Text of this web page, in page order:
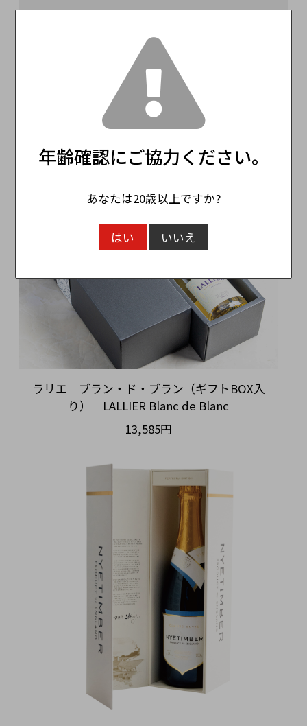
この商品のレビュー ☆☆☆☆☆ (0)
レビューはありません。
レビューを投稿
関連商品
ラリエ ブラン・ド・ブラン（ギフトBOX入
り） LALLIER Blanc de Blanc
13,585円
年齢確認にご協力ください。
あなたは20歳以上ですか?
はい いいえ